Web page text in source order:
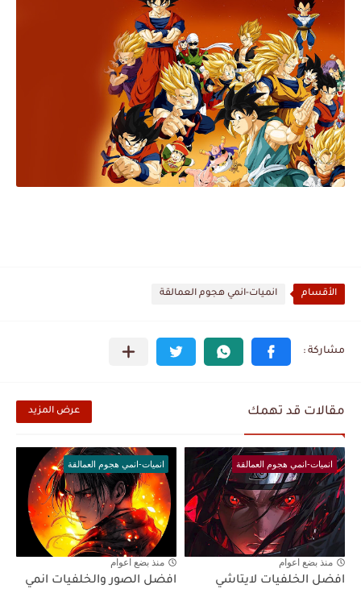
الأقسام انميات-انمي هجوم العمالقة
مقالات قد تهمك عرض المزيد
انميات-انمي هجوم العمالقة
منذ بضع اعوام
افضل الخلفيات لايتاشي
انميات-انمي هجوم العمالقة
منذ بضع اعوام
افضل الصور والخلفيات انمي